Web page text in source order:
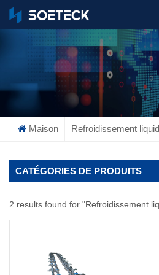
What Are You
Maison Refroidissement
CATÉGORIES DE PRODUITS
2 results found for "Refroidissement